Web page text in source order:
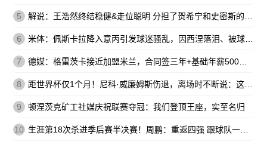
5 解说：王浩然终结稳健&走位聪明 分担了贺希宁和史密斯的进攻压力
6 米体：佩斯卡拉降入意丙引发球迷骚乱，因西涅落泪、被球迷嘘
7 德媒：格雷茨卡接近加盟米兰，合同签三年+基础年薪500万欧
8 距世界杯仅1个月！尼科·威廉姆斯伤退，离场时不断说：这不可能
9 顿涅茨克矿工社媒庆祝联赛夺冠：我们登顶王座，实至名归
10 生涯第18次杀进季后赛半决赛！周鹏：重返四强 跟球队一起拼到底